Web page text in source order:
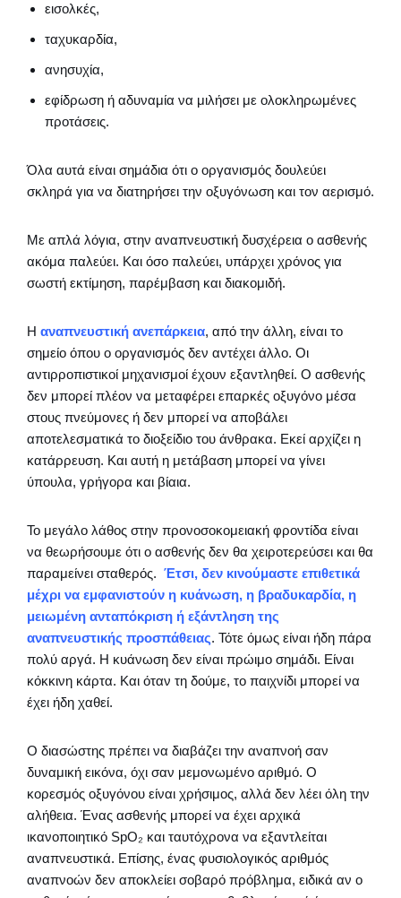
εισολκές,
ταχυκαρδία,
ανησυχία,
εφίδρωση ή αδυναμία να μιλήσει με ολοκληρωμένες
προτάσεις.
Όλα αυτά είναι σημάδια ότι ο οργανισμός δουλεύει
σκληρά για να διατηρήσει την οξυγόνωση και τον αερισμό.
Με απλά λόγια, στην αναπνευστική δυσχέρεια ο ασθενής
ακόμα παλεύει. Και όσο παλεύει, υπάρχει χρόνος για
σωστή εκτίμηση, παρέμβαση και διακομιδή.
Η αναπνευστική ανεπάρκεια, από την άλλη, είναι το
σημείο όπου ο οργανισμός δεν αντέχει άλλο. Οι
αντιρροπιστικοί μηχανισμοί έχουν εξαντληθεί. Ο ασθενής
δεν μπορεί πλέον να μεταφέρει επαρκές οξυγόνο μέσα
στους πνεύμονες ή δεν μπορεί να αποβάλει
αποτελεσματικά το διοξείδιο του άνθρακα. Εκεί αρχίζει η
κατάρρευση. Και αυτή η μετάβαση μπορεί να γίνει
ύπουλα, γρήγορα και βίαια.
Το μεγάλο λάθος στην προνοσοκομειακή φροντίδα είναι
να θεωρήσουμε ότι ο ασθενής δεν θα χειροτερεύσει και θα
παραμείνει σταθερός. Έτσι, δεν κινούμαστε επιθετικά
μέχρι να εμφανιστούν η κυάνωση, η βραδυκαρδία, η
μειωμένη ανταπόκριση ή εξάντληση της
αναπνευστικής προσπάθειας. Τότε όμως είναι ήδη πάρα
πολύ αργά. Η κυάνωση δεν είναι πρώιμο σημάδι. Είναι
κόκκινη κάρτα. Και όταν τη δούμε, το παιχνίδι μπορεί να
έχει ήδη χαθεί.
Ο διασώστης πρέπει να διαβάζει την αναπνοή σαν
δυναμική εικόνα, όχι σαν μεμονωμένο αριθμό. Ο
κορεσμός οξυγόνου είναι χρήσιμος, αλλά δεν λέει όλη την
αλήθεια. Ένας ασθενής μπορεί να έχει αρχικά
ικανοποιητικό SpO₂ και ταυτόχρονα να εξαντλείται
αναπνευστικά. Επίσης, ένας φυσιολογικός αριθμός
αναπνοών δεν αποκλείει σοβαρό πρόβλημα, ειδικά αν ο